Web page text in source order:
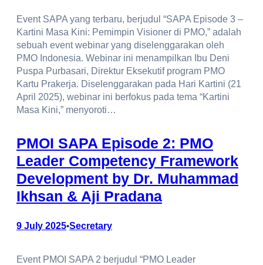
Event SAPA yang terbaru, berjudul “SAPA Episode 3 –
Kartini Masa Kini: Pemimpin Visioner di PMO,” adalah
sebuah event webinar yang diselenggarakan oleh
PMO Indonesia. Webinar ini menampilkan Ibu Deni
Puspa Purbasari, Direktur Eksekutif program PMO
Kartu Prakerja. Diselenggarakan pada Hari Kartini (21
April 2025), webinar ini berfokus pada tema “Kartini
Masa Kini,” menyoroti…
PMOI SAPA Episode 2: PMO
Leader Competency Framework
Development by Dr. Muhammad
Ikhsan & Aji Pradana
9 July 2025•Secretary
Event PMOI SAPA 2 berjudul “PMO Leader